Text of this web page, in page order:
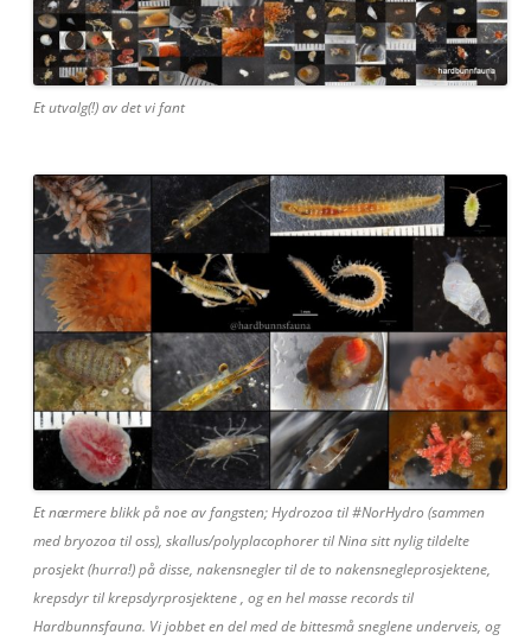
Et utvalg(!) av det vi fant
Et nærmere blikk på noe av fangsten; Hydrozoa til #NorHydro (sammen
med bryozoa til oss), skallus/polyplacophorer til Nina sitt nylig tildelte
prosjekt (hurra!) på disse, nakensnegler til de to nakensnegleprosjektene,
krepsdyr til krepsdyrprosjektene , og en hel masse records til
Hardbunnsfauna. Vi jobbet en del med de bittesmå sneglene underveis, og